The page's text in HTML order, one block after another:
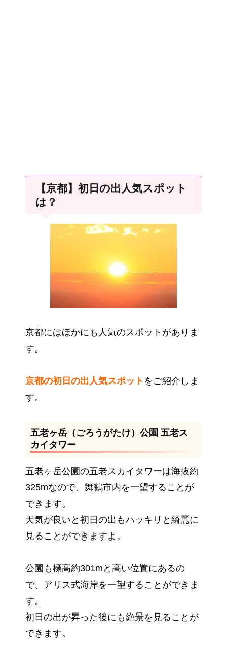
【京都】初日の出人気スポット
は？
京都にはほかにも人気のスポットがありま
す。
京都の初日の出人気スポット をご紹介しま
す。
五老ヶ岳（ごろうがたけ）公園 五老ス
カイタワー
五老ヶ岳公園の五老スカイタワーは海抜約
325mなので、舞鶴市内を一望することが
できます。
天気が良いと初日の出もハッキリと綺麗に
見ることができますよ。
公園も標高約301mと高い位置にあるの
で、アリス式海岸を一望することができま
す。
初日の出が昇った後にも絶景を見ることが
できます。